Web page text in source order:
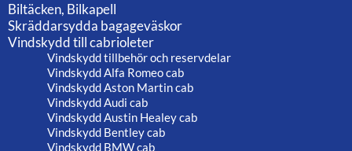
Biltäcken, Bilkapell
Skräddarsydda bagageväskor
Vindskydd till cabrioleter
Vindskydd tillbehör och reservdelar
Vindskydd Alfa Romeo cab
Vindskydd Aston Martin cab
Vindskydd Audi cab
Vindskydd Austin Healey cab
Vindskydd Bentley cab
Vindskydd BMW cab